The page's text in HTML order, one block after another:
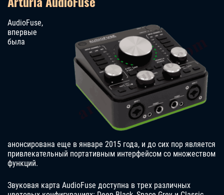
AudioFuse,
впервые
была
анонсирована еще в январе 2015 года, и до сих пор является
привлекательный портативным интерфейсом со множеством
функций.
Звуковая карта AudioFuse доступна в трех различных